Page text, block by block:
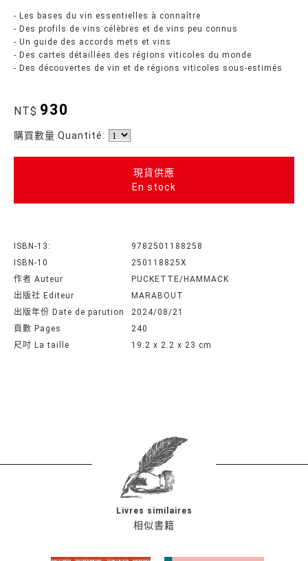
- Les bases du vin essentielles à connaître
- Des profils de vins célèbres et de vins peu connus
- Un guide des accords mets et vins
- Des cartes détaillées des régions viticoles du monde
- Des découvertes de vin et de régions viticoles sous-estimés
NT$ 930
購買數量 Quantité:
現貨供應
En stock
ISBN-13:
9782501188258
ISBN-10
250118825X
作者 Auteur
PUCKETTE/HAMMACK
出版社 Editeur
MARABOUT
出版年份 Date de parution
2024/08/21
頁數 Pages
240
尺吋 La taille
19.2 x 2.2 x 23 cm
相似書籍
Livres similaires